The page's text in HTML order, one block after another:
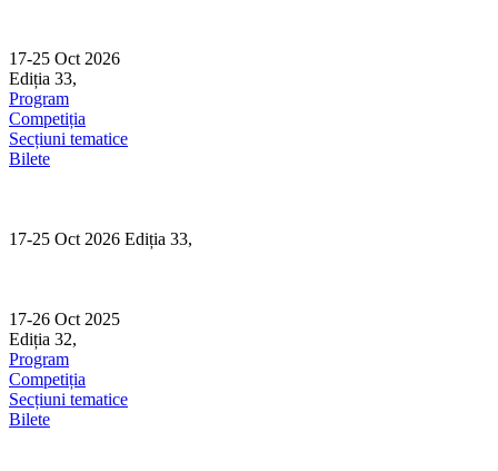
content
17-25 Oct 2026
Ediția 33,
Program
Competiția
Secțiuni tematice
Bilete
17-25 Oct 2026 Ediția 33,
17-26 Oct 2025
Ediția 32,
Program
Competiția
Secțiuni tematice
Bilete